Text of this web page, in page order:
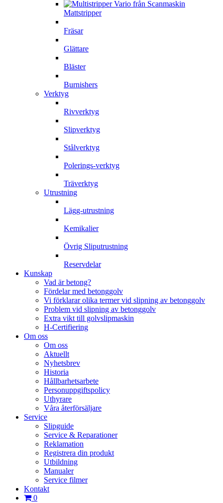
Mattstripper
Fräsar
Glättare
Bläster
Burnishers
Verktyg
Rivverktyg
Slipverktyg
Stålverktyg
Polerings-verktyg
Träverktyg
Utrustning
Lägg-utrustning
Kemikalier
Övrig Sliputrustning
Reservdelar
Kunskap
Vad är betong?
Fördelar med betonggolv
Vi förklarar olika termer vid slipning av betonggolv
Problem vid slipning av betonggolv
Extra vikt till golvslipmaskin
H-Certifiering
Om oss
Om oss
Aktuellt
Nyhetsbrev
Historia
Hållbarhetsarbete
Personuppgiftspolicy
Uthyrare
Våra återförsäljare
Service
Slipguide
Service & Reparationer
Reklamation
Registrera din produkt
Utbildning
Manualer
Service filmer
Kontakt
0